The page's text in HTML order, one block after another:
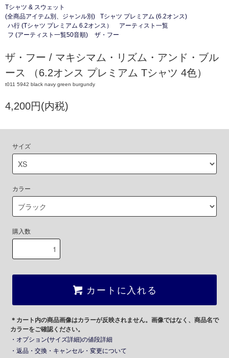
Tシャツ & スウェット
(全商品アイテム別、ジャンル別)
Tシャツ プレミアム (6.2オンス)
ハ行 (Tシャツ プレミアム 6.2オンス）
アーティスト一覧
フ (アーティスト一覧50音順)
ザ・フー
ザ・フー / マキシマム・リズム・アンド・ブル
ース （6.2オンス プレミアム Tシャツ 4色）
t011 5942 black navy green burgundy
4,200円(内税)
サイズ
カラー
購入数
カートに入れる
＊カート内の商品画像はカラーが反映されません。画像ではなく、商品名で
カラーをご確認ください。
・オプション(サイズ詳細)の値段詳細
・返品・交換・キャンセル・変更について